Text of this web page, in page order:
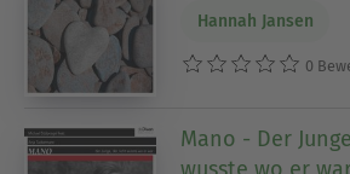
Hannah Jansen
0
Mano - Der